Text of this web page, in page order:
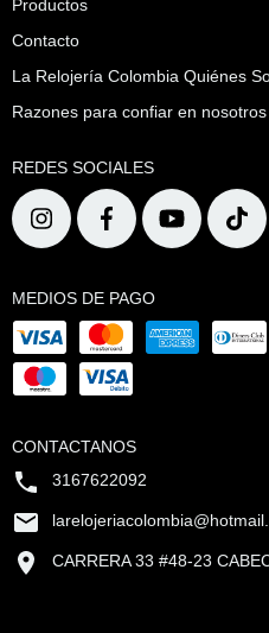
Productos
Contacto
La Relojería Colombia Quiénes
Razones para confiar en nosotros
REDES SOCIALES
MEDIOS DE PAGO
CONTACTANOS
3167622092
CARRERA 33 #48-23